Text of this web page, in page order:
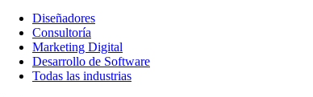
Diseñadores
Consultoría
Marketing Digital
Desarrollo de Software
Todas las industrias